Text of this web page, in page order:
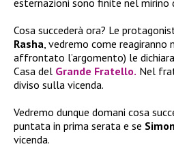
esternazioni sono finite nel mirino
Cosa succederà ora? Le
Rasha, vedremo come reagiranno
affrontato l’argomento) le
Casa del Grande Fratello. Nel
diviso sulla vicenda.
Vedremo dunque domani cosa
puntata in prima serata e se
vicenda.